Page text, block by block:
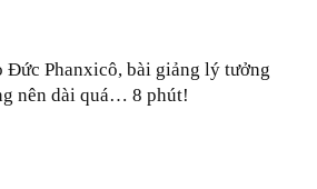
Đức Phanxicô, bài giảng lý tưởng
nên dài quá… 8 phút!